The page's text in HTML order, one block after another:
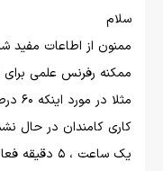
سلام
ممنون از اطاعات مفید
ممکنه رفرنس علمی برای
کاری کامندان در حال
یک ساعت ، 5 دقیقه فعالیت داشت